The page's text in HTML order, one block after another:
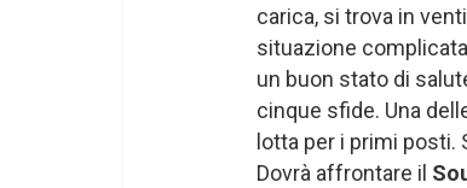
carica, si trova in
situazione
un buon stato di
cinque sfide. Una
lotta per i primi
Dovrà affrontare il